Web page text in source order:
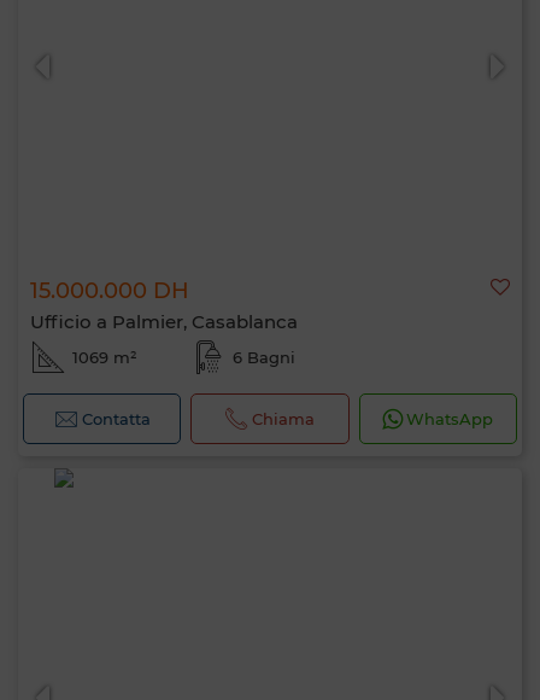
15.000.000 DH
Ufficio a Palmier, Casablanca
1069 m² 6 Bagni
Contatta Chiama WhatsApp